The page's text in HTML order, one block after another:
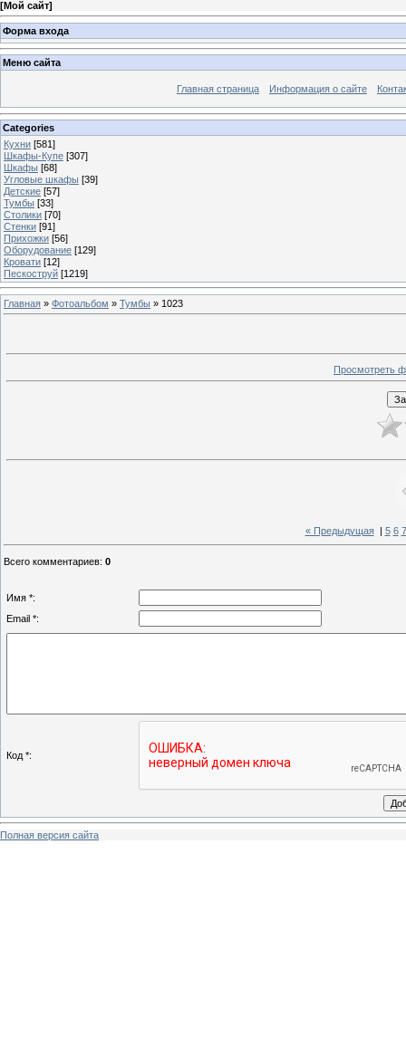
[Мой сайт]
Форма входа
Меню сайта
Главная страница Информация о сайте
Categories
Кухни [581]
Шкафы-Купе [307]
Шкафы [68]
Угловые шкафы [39]
Детские [57]
Тумбы [33]
Столики [70]
Стенки [91]
Прихожки [56]
Оборудование [129]
Кровати [12]
Пескоструй [1219]
Главная » Фотоальбом » Тумбы » 1023
Просмотреть
« Предыдущая| 5 6 7
Всего комментариев: 0
Имя *:
Email *:
Код *:
Полная версия сайта